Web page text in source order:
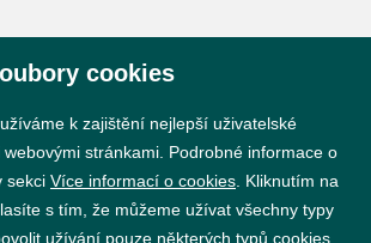
cookies
k zajištění nejlepší uživatelské
stránkami. Podrobné informace o
sekci Více informací o cookies . Kliknutím na
s tím, že můžeme užívat všechny typy
užívání pouze některých typů cookies,